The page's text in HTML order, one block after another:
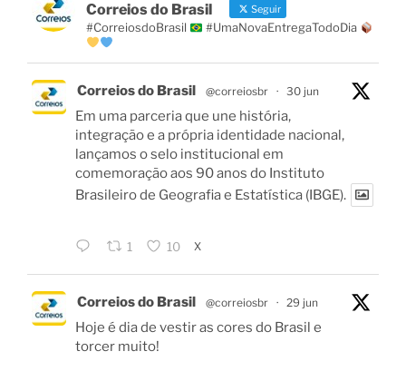
Correios do Brasil Seguir
#CorreiosdoBrasil #UmaNovaEntregaTodoDia
Correios do Brasil @correiosbr · 30 jun
Em uma parceria que une história,
integração e a própria identidade nacional,
lançamos o selo institucional em
comemoração aos 90 anos do Instituto
Brasileiro de Geografia e Estatística (IBGE).
1 10 X
Correios do Brasil @correiosbr · 29 jun
Hoje é dia de vestir as cores do Brasil e
torcer muito!